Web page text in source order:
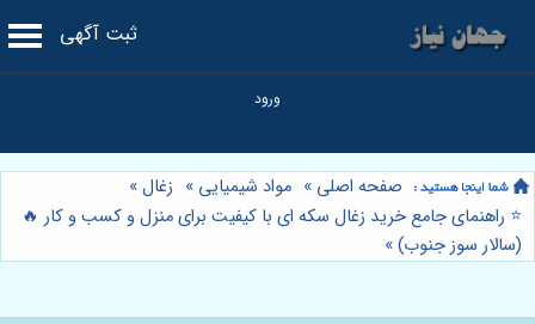
ثبت آگهی
صفحه اصلی » مواد شیمیایی » زغال»
⭐️ راهنمای جامع خرید زغال سکه ای با کیفیت برای منزل و کسب و کار 🔥
(سالار سوز جنوب)»